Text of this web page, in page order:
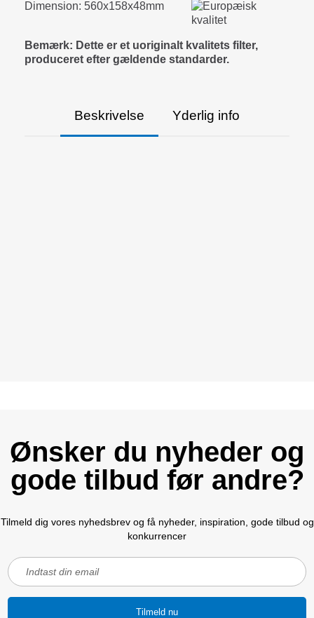
Dimension: 560x158x48mm
Bemærk: Dette er et uoriginalt kvalitets filter,
produceret efter gældende standarder.
Beskrivelse Yderlig info
Ønsker du nyheder og
gode tilbud før andre?
Tilmeld dig vores nyhedsbrev og få nyheder, inspiration, gode tilbud og
konkurrencer
Tilmeld nu